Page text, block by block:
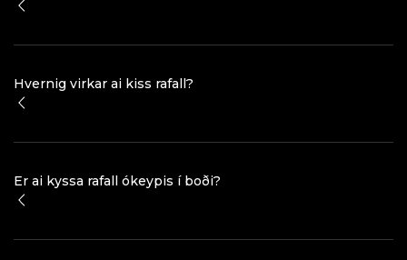
Hvernig virkar ai kiss rafall?
Er ai kyssa rafall ókeypis í boði?